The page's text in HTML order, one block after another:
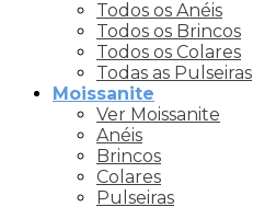
Todos os Anéis
Todos os Brincos
Todos os Colares
Todas as Pulseiras
Moissanite
Ver Moissanite
Anéis
Brincos
Colares
Pulseiras